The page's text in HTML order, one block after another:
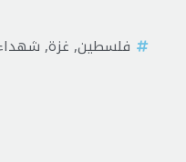
فلسطين, غزة,